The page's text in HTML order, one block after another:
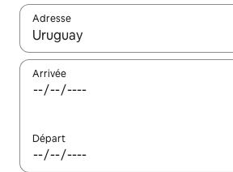
Adresse
Lorsque les résultats s'affichent,
Arrivée
Départ